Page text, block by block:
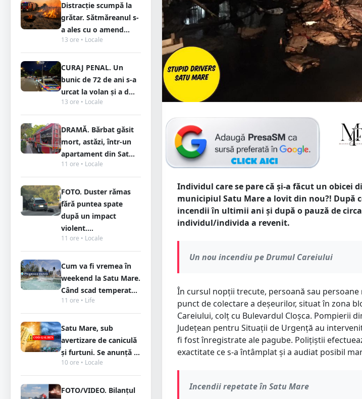
Distracție scumpă la
grătar. Sătmăreanul s-
a ales cu o amend...
13 ore • Locale
CURAJ PENAL. Un
bunic de 72 de ani s-a
urcat la volan și a d...
13 ore • Locale
DRAMĂ. Bărbat găsit
mort, astăzi, într-un
apartament din Sat...
11 ore • Locale
FOTO. Duster rămas
fără puntea spate
după un impact
violent....
11 ore • Locale
Cum va fi vremea în
weekend la Satu Mare.
Când scad temperat...
11 ore • Life
Satu Mare, sub
avertizare de caniculă
și furtuni. Se anunță ...
10 ore • Locale
FOTO/VIDEO. Bilanțul
Individul care se pare că și-a făcut un obicei
municipiul Satu Mare a lovit din nou?! După
incendii în ultimii ani și după o pauză de
individul/individa a revenit.
Un nou incendiu pe Drumul Careiului
În cursul nopții trecute, persoană sau
punct de colectare a deșeurilor, situat în zona
Careiului, colț cu Bulevardul Cloșca. Pompierii
Județean pentru Situații de Urgență au
fi fost înregistrate ale pagube. Polițiștii
exactitate ce s-a întâmplat și a audiat posibil
Incendii repetate în Satu Mare